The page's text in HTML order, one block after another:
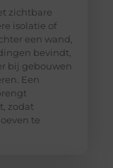
zichtbare
isolatie of
een wand,
bevindt,
bij gebouwen
Een
zodat
te